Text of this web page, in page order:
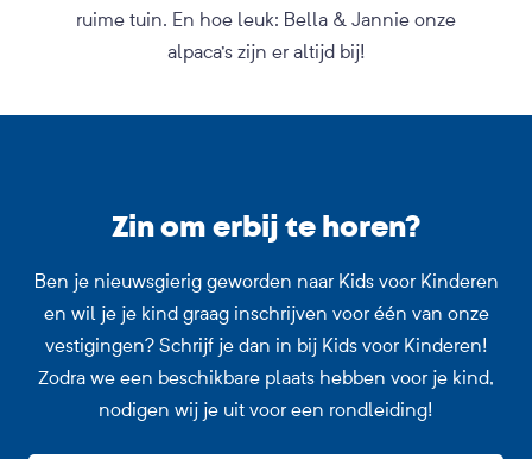
ruime tuin. En hoe leuk: Bella & Jannie onze
alpaca's zijn er altijd bij!
Zin om erbij te horen?
Ben je nieuwsgierig geworden naar Kids voor Kinderen
en wil je je kind graag inschrijven voor één van onze
vestigingen? Schrijf je dan in bij Kids voor Kinderen!
Zodra we een beschikbare plaats hebben voor je kind,
nodigen wij je uit voor een rondleiding!